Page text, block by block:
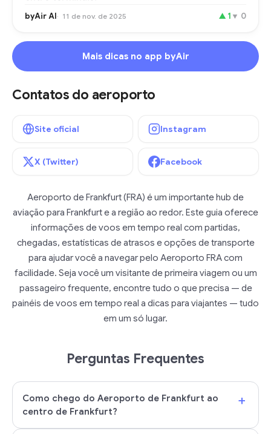
byAir AI 11 de nov. de 2025 ▲ 1 ▼ 0
Mais dicas no app byAir
Contatos do aeroporto
Site oficial Instagram
X (Twitter) Facebook
Aeroporto de Frankfurt (FRA) é um importante hub de
aviação para Frankfurt e a região ao redor. Este guia oferece
informações de voos em tempo real com partidas,
chegadas, estatísticas de atrasos e opções de transporte
para ajudar você a navegar pelo Aeroporto FRA com
facilidade. Seja você um visitante de primeira viagem ou um
passageiro frequente, encontre tudo o que precisa — de
painéis de voos em tempo real a dicas para viajantes — tudo
em um só lugar.
Perguntas Frequentes
Como chego do Aeroporto de Frankfurt ao
centro de Frankfurt?
+